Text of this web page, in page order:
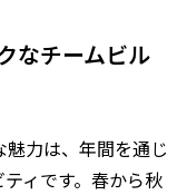
なチームビル
力は、年間を通じ
ィです。春から秋